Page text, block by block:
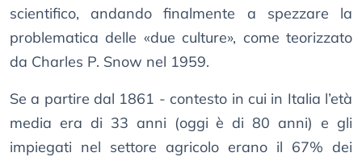
scientifico, andando finalmente a spezzare la
problematica delle «due culture», come teorizzato
da Charles P. Snow nel 1959.
Se a partire dal 1861 - contesto in cui in Italia l’età
media era di 33 anni (oggi è di 80 anni) e gli
impiegati nel settore agricolo erano il 67% dei